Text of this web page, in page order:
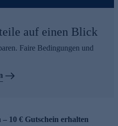
auf einen Blick
Faire Bedingungen und
10 € Gutschein erhalten